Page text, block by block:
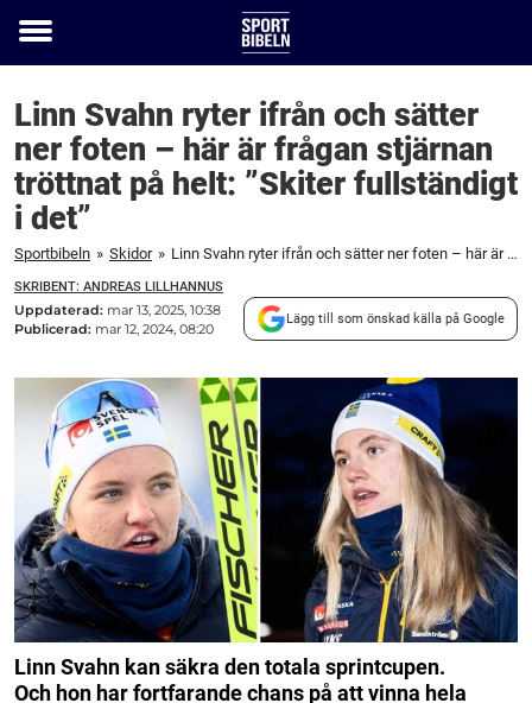
Toggle
Linn Svahn ryter ifrån och sätter
ner foten – här är frågan stjärnan
tröttnat på helt: ”Skiter fullständigt
i det”
Sportbibeln » Skidor » Linn Svahn ryter ifrån och sätter ner foten – här är frågan stjärnan tröttnat på helt: ”Skiter fullständigt i det”
SKRIBENT: ANDREAS LILLHANNUS
Uppdaterad: mar 13, 2025, 10:38
Publicerad: mar 12, 2024, 08:20
Lägg till som önskad källa på Google
Linn Svahn kan säkra den totala sprintcupen.
Och hon har fortfarande chans på att vinna hela